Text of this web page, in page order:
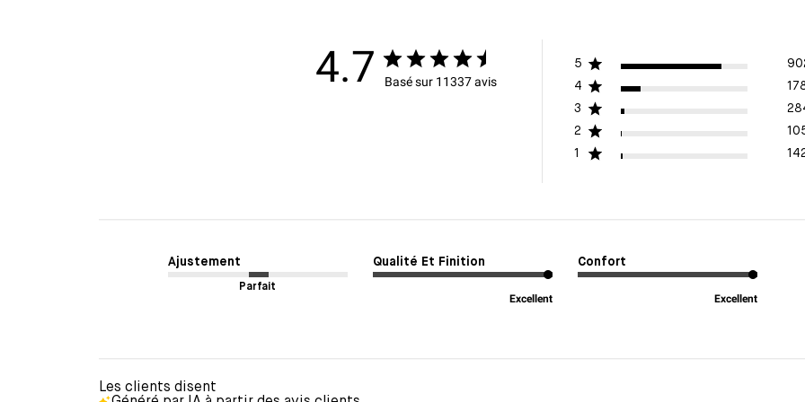
4.7 Basé sur 11337 avis
5
4
3
2
1
Ajustement
Parfait
Qualité Et Finition
Excellent
Confort
Excellent
Les clients disent